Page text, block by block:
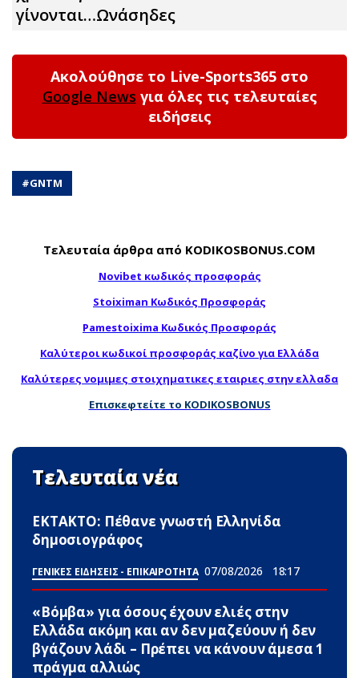
γίνονται…Ωνάσηδες
Ακολούθησε το Live-Sports365 στο
Google News για όλες τις τελευταίες
ειδήσεις
#GNTM
Τελευταία άρθρα από KODIKOSBONUS.COM
Novibet κωδικός προσφοράς
Stoiximan Κωδικός Προσφοράς
Pamestoixima Κωδικός Προσφοράς
Καλύτεροι κωδικοί προσφοράς καζίνο για Ελλάδα
Καλύτερες νομιμες στοιχηματικες εταιριες στην ελλαδα
Επισκεφτείτε το KODIKOSBONUS
Τελευταία νέα
ΕΚΤΑΚΤΟ: Πέθανε γνωστή Ελληνίδα
δημοσιογράφος
ΓΕΝΙΚΕΣ ΕΙΔΗΣΕΙΣ - ΕΠΙΚΑΙΡΟΤΗΤΑ 07/08/2026 18:17
«Βόμβα» για όσους έχουν ελιές στην
Ελλάδα ακόμη και αν δεν μαζεύουν ή δεν
βγάζουν λάδι – Πρέπει να κάνουν άμεσα 1
πράγμα αλλιώς